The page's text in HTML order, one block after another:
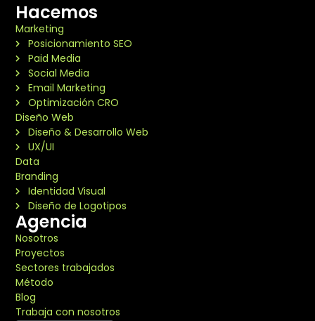
Hacemos
Marketing
Posicionamiento SEO
Paid Media
Social Media
Email Marketing
Optimización CRO
Diseño Web
Diseño & Desarrollo Web
UX/UI
Data
Branding
Identidad Visual
Diseño de Logotipos
Agencia
Nosotros
Proyectos
Sectores trabajados
Método
Blog
Trabaja con nosotros